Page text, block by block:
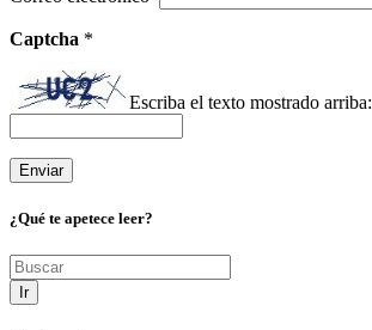
Captcha *
Escriba el texto mostrado arriba:
¿Qué te apetece leer?
Ir